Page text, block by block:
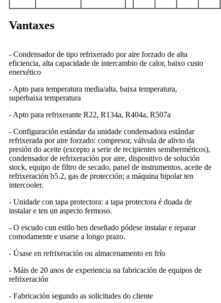
Vantaxes
- Condensador de tipo refrixerado por aire forzado de alta
eficiencia, alta capacidade de intercambio de calor, baixo custo
enerxético
- Apto para temperatura media/alta, baixa temperatura,
superbaixa temperatura
- Apto para refrixerante R22, R134a, R404a, R507a
- Configuración estándar da unidade condensadora estándar
refrixerada por aire forzado: compresor, válvula de alivio da
presión do aceite (excepto a serie de recipientes semiherméticos),
condensador de refrixeración por aire, dispositivo de solución
stock, equipo de filtro de secado, panel de instrumentos, aceite de
refrixeración b5.2, gas de protección; a máquina bipolar ten
intercooler.
- Unidade con tapa protectora: a tapa protectora é doada de
instalar e ten un aspecto fermoso.
- O escudo cun estilo ben deseñado pódese instalar e reparar
comodamente e usarse a longo prazo.
- Úsase en refrixeración ou almacenamento en frío
- Máis de 20 anos de experiencia na fabricación de equipos de
refrixeración
- Fabricación segundo as solicitudes do cliente